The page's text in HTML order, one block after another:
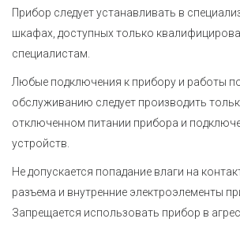
Прибор следует устанавливать в
шкафах, доступных только
специалистам.
Любые подключения к прибору и работы
обслуживанию следует производить
отключенном питании прибора и
устройств.
Не допускается попадание влаги на
разъема и внутренние электроэлементы
Запрещается использовать прибор в